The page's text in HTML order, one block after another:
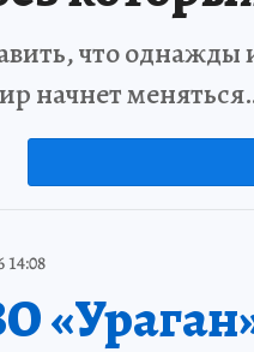
что однажды
начнет
14:08